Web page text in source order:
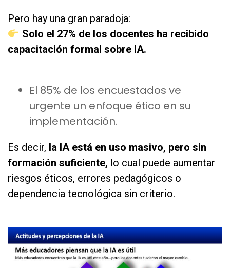
Pero hay una gran paradoja:
Solo el 27% de los docentes ha recibido
capacitación formal sobre IA.
El 85% de los encuestados ve
urgente un enfoque ético en su
implementación.
Es decir, la IA está en uso masivo, pero sin
formación suficiente, lo cual puede aumentar
riesgos éticos, errores pedagógicos o
dependencia tecnológica sin criterio.